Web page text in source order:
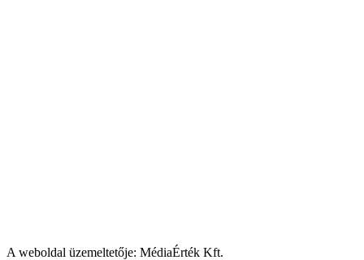
A weboldal üzemeltetője: MédiaÉrték Kft.